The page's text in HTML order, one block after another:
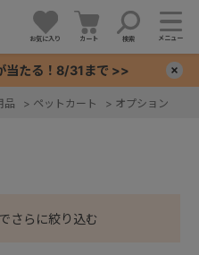
お気に入り カート 検索 メニュー
当たる！8/31まで >>
品 > ペットカート > オプション
さらに絞り込む